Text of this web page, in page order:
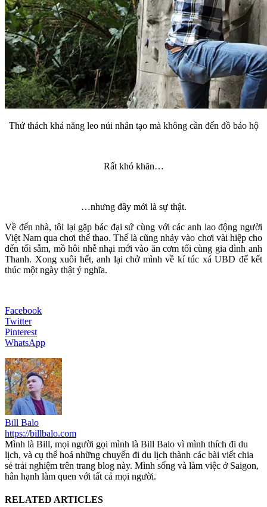
Thử thách khả năng leo núi nhân tạo mà không cần đến đồ bảo hộ
Rất khó khăn…
…nhưng đây mới là sự thật.
Về đến nhà, tôi lại gặp bác đại sứ cùng với các anh lao động người
Việt Nam qua chơi thể thao. Thế là cũng nhảy vào chơi vài hiệp cho
đến tối sẫm, mồ hôi nhễ nhại mới vào ăn cơm tối cùng gia đình anh
Thanh. Xong xuôi hết, anh lại chở mình về kí túc xá UBD để kết
thúc một ngày thật ý nghĩa.
Facebook
Twitter
Pinterest
WhatsApp
Bill Balo
https://billbalo.com
Mình là Bill, mọi người gọi mình là Bill Balo vì mình thích đi du
lịch, và cụ thể hoá những chuyến đi du lịch thành các bài viết chia
sẻ trải nghiệm trên trang blog này. Mình sống và làm việc ở Saigon,
hân hạnh làm quen với tất cả mọi người.
RELATED ARTICLES